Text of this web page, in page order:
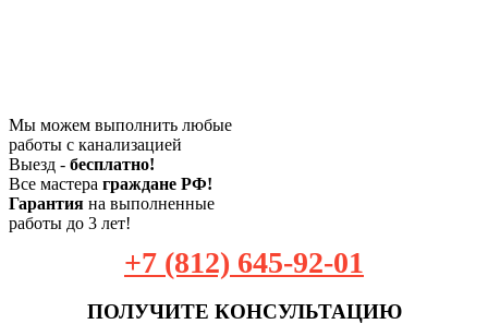
Мы можем выполнить любые
работы с канализацией
Выезд - бесплатно!
Все мастера граждане РФ!
Гарантия на выполненные
работы до 3 лет!
+7 (812) 645-92-01
ПОЛУЧИТЕ КОНСУЛЬТАЦИЮ